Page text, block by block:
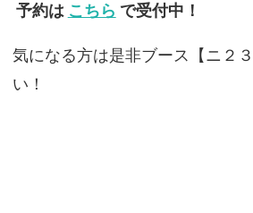
予約は こちら で受付中！
気になる方は是非ブース【ニ２
い！